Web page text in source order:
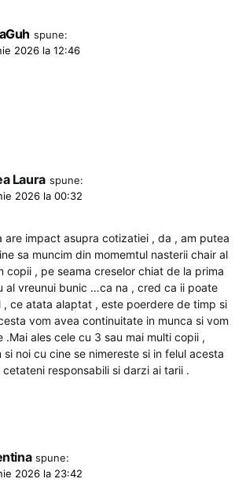
spune:
2026 la 12:46
Laura spune:
2026 la 00:32
are impact asupra cotizatiei , da , am putea
sa muncim din momemtul nasterii chair al
copii , pe seama creselor chiat de la prima
al vreunui bunic …ca na , cred ca ii poate
, ce atata alaptat , este poerdere de timp si
vom avea continuitate in munca si vom
.Mai ales cele cu 3 sau mai multi copii ,
si noi cu cine se nimereste si in felul acesta
responsabili si darzi ai tarii .
spune:
2026 la 23:42